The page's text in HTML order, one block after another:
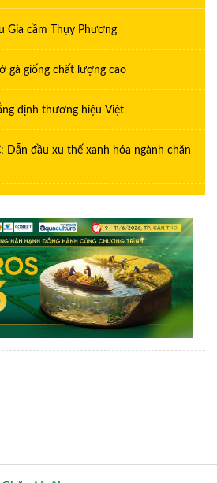
Gia cầm Thụy Phương
gà giống chất lượng cao
định thương hiệu Việt
Dẫn đầu xu thế xanh hóa ngành chăn